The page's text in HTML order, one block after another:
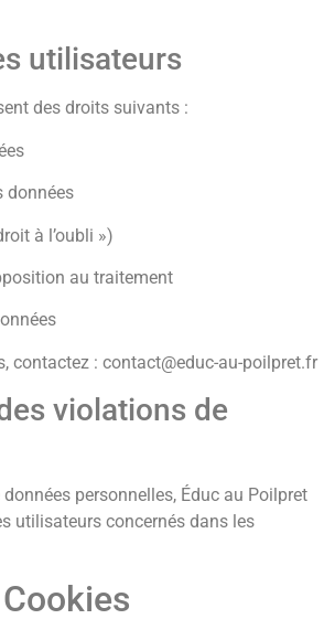
utilisateurs
des droits suivants :
données
à l’oubli »)
au traitement
contactez : contact@educ-au-poilpret.fr
violations de
personnelles, Éduc au Poilpret
utilisateurs concernés dans les